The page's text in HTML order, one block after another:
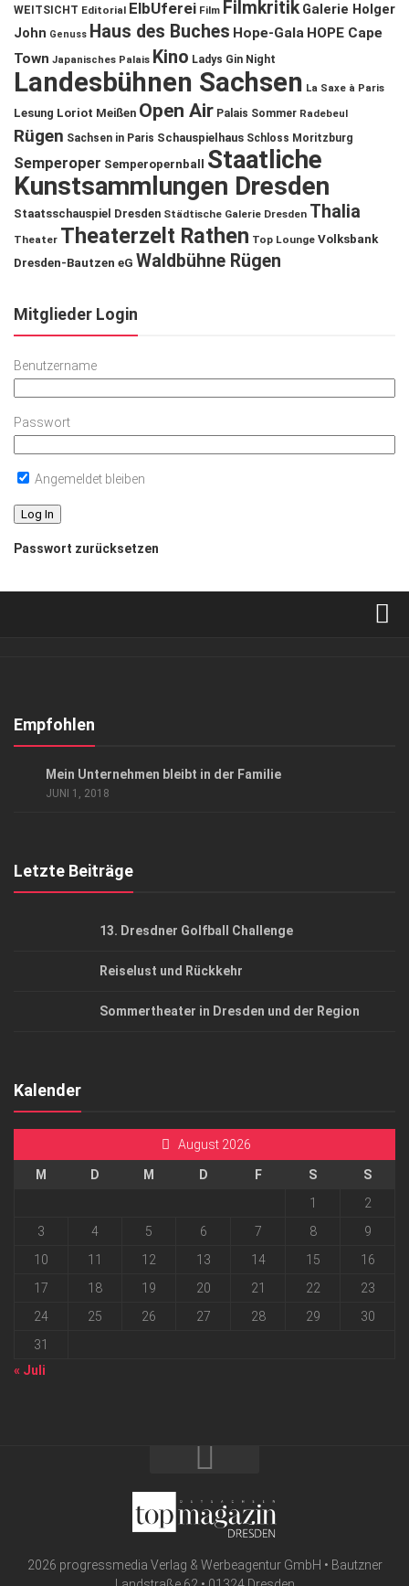
WEITSICHT Editorial ElbUferei Film Filmkritik Galerie Holger
John Genuss Haus des Buches Hope-Gala HOPE Cape
Town Japanisches Palais Kino Ladys Gin Night
Landesbühnen Sachsen La Saxe à Paris
Lesung Loriot Meißen Open Air Palais Sommer Radebeul
Rügen Sachsen in Paris Schauspielhaus Schloss Moritzburg
Semperoper Semperopernball
Staatliche
Kunstsammlungen Dresden
Staatsschauspiel Dresden Städtische Galerie Dresden Thalia
Theater Theaterzelt Rathen Top Lounge Volksbank
Dresden-Bautzen eG Waldbühne Rügen
Mitglieder Login
Benutzername
Passwort
Angemeldet bleiben
Passwort zurücksetzen
Kontakt, Impressum
Empfohlen
Mein Unternehmen bleibt in der Familie
JUNI 1, 2018
Letzte Beiträge
13. Dresdner Golfball Challenge
Reiselust und Rückkehr
Sommertheater in Dresden und der Region
Kalender
August 2026
M D M D F S
S
1
2
3
4 5 6 7 8
9
10
11 12 13 14 15
16
17
18 19 20 21 22
23
24
25 26 27 28 29
30
31
« Juli
2026 progressmedia Verlag & Werbeagentur GmbH • Bautzner